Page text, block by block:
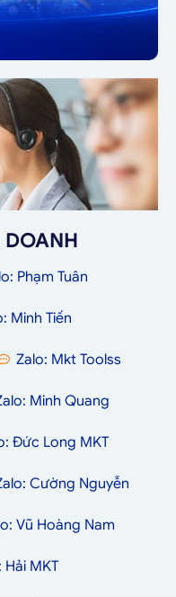
DOANH
Phạm Tuân
Minh Tiến
Zalo: Mkt Toolss
Minh Quang
Đức Long MKT
Cường Nguyễn
Vũ Hoàng Nam
Hải MKT